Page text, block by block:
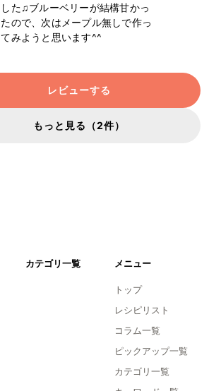
した♫ブルーベリーが結構甘かっ
たので、次はメープル無しで作っ
てみようと思います^^
レビューする
もっと見る（2件）
カテゴリ一覧 メニュー
トップ
レシピリスト
コラム一覧
ピックアップ一覧
カテゴリ一覧